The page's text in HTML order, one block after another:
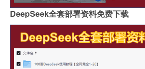
DeepSeek全套部署资料免费下载